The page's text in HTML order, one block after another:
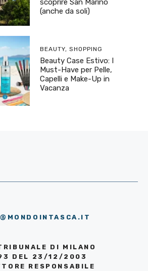
scoprire San Marino
(anche da soli)
BEAUTY, SHOPPING
Beauty Case Estivo: I
Must-Have per Pelle,
Capelli e Make-Up in
Vacanza
DI MILANO
DEL 23/12/2003
RESPONSABILE